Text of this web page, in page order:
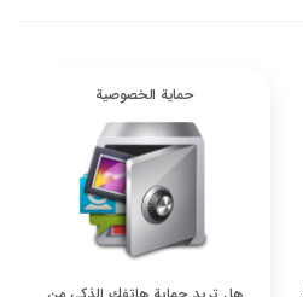
حماية الخصوصية